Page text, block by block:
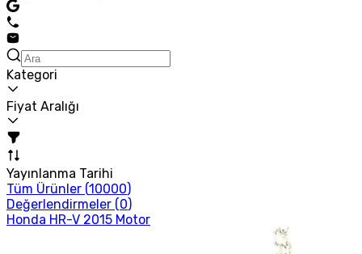
Kategori
Fiyat Aralığı
Yayınlanma Tarihi
Tüm Ürünler (10000)
Değerlendirmeler (0)
Honda HR-V 2015 Motor